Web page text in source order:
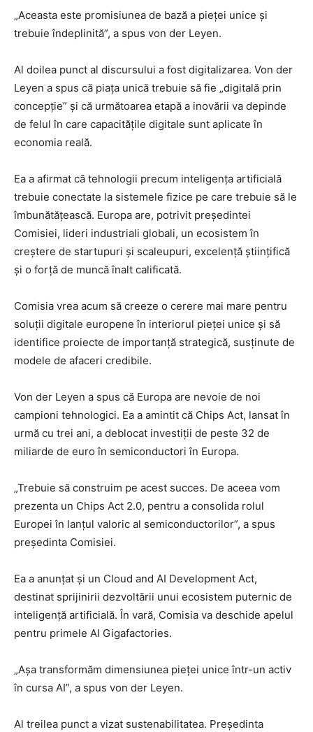
„Aceasta este promisiunea de bază a pieței unice și
trebuie îndeplinită”, a spus von der Leyen.
Al doilea punct al discursului a fost digitalizarea. Von der
Leyen a spus că piața unică trebuie să fie „digitală prin
concepție” și că următoarea etapă a inovării va depinde
de felul în care capacitățile digitale sunt aplicate în
economia reală.
Ea a afirmat că tehnologii precum inteligența artificială
trebuie conectate la sistemele fizice pe care trebuie să le
îmbunătățească. Europa are, potrivit președintei
Comisiei, lideri industriali globali, un ecosistem în
creștere de startupuri și scaleupuri, excelență științifică
și o forță de muncă înalt calificată.
Comisia vrea acum să creeze o cerere mai mare pentru
soluții digitale europene în interiorul pieței unice și să
identifice proiecte de importanță strategică, susținute de
modele de afaceri credibile.
Von der Leyen a spus că Europa are nevoie de noi
campioni tehnologici. Ea a amintit că Chips Act, lansat în
urmă cu trei ani, a deblocat investiții de peste 32 de
miliarde de euro în semiconductori în Europa.
„Trebuie să construim pe acest succes. De aceea vom
prezenta un Chips Act 2.0, pentru a consolida rolul
Europei în lanțul valoric al semiconductorilor”, a spus
președinta Comisiei.
Ea a anunțat și un Cloud and AI Development Act,
destinat sprijinirii dezvoltării unui ecosistem puternic de
inteligență artificială. În vară, Comisia va deschide apelul
pentru primele AI Gigafactories.
„Așa transformăm dimensiunea pieței unice într-un activ
în cursa AI”, a spus von der Leyen.
Al treilea punct a vizat sustenabilitatea. Președinta